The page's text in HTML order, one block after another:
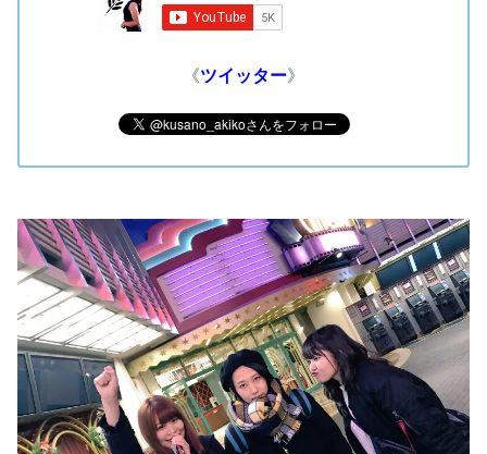
《ツイッター》